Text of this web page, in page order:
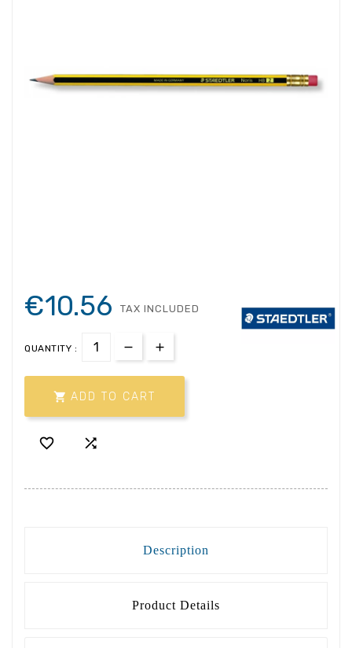
€10.56 TAX INCLUDED
QUANTITY :
 ADD TO CART
 
Description
Product Details